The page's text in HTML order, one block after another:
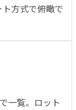
方式で俯瞰で
一覧。ロット